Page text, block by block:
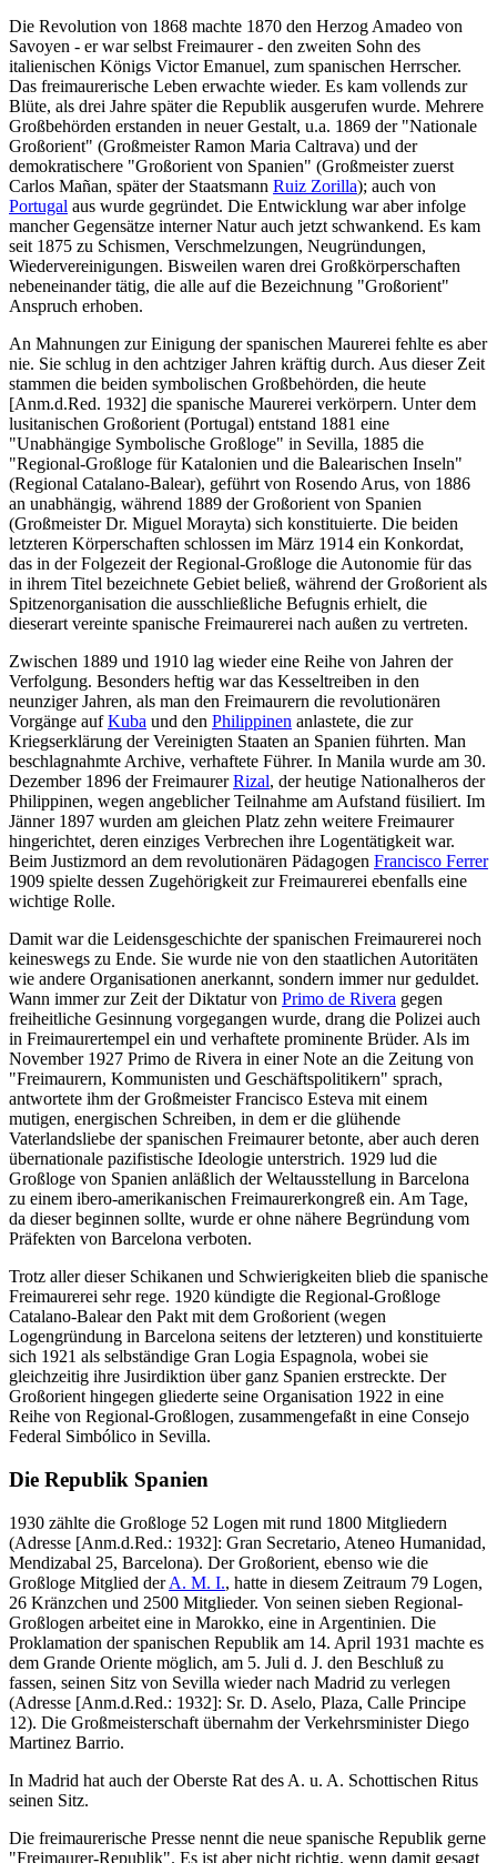
Die Revolution von 1868 machte 1870 den Herzog Amadeo von
Savoyen - er war selbst Freimaurer - den zweiten Sohn des
italienischen Königs Victor Emanuel, zum spanischen Herrscher.
Das freimaurerische Leben erwachte wieder. Es kam vollends zur
Blüte, als drei Jahre später die Republik ausgerufen wurde. Mehrere
Großbehörden erstanden in neuer Gestalt, u.a. 1869 der "Nationale
Großorient" (Großmeister Ramon Maria Caltrava) und der
demokratischere "Großorient von Spanien" (Großmeister zuerst
Carlos Mañan, später der Staatsmann Ruiz Zorilla); auch von
Portugal aus wurde gegründet. Die Entwicklung war aber infolge
mancher Gegensätze interner Natur auch jetzt schwankend. Es kam
seit 1875 zu Schismen, Verschmelzungen, Neugründungen,
Wiedervereinigungen. Bisweilen waren drei Großkörperschaften
nebeneinander tätig, die alle auf die Bezeichnung "Großorient"
Anspruch erhoben.
An Mahnungen zur Einigung der spanischen Maurerei fehlte es aber
nie. Sie schlug in den achtziger Jahren kräftig durch. Aus dieser Zeit
stammen die beiden symbolischen Großbehörden, die heute
[Anm.d.Red. 1932] die spanische Maurerei verkörpern. Unter dem
lusitanischen Großorient (Portugal) entstand 1881 eine
"Unabhängige Symbolische Großloge" in Sevilla, 1885 die
"Regional-Großloge für Katalonien und die Balearischen Inseln"
(Regional Catalano-Balear), geführt von Rosendo Arus, von 1886
an unabhängig, während 1889 der Großorient von Spanien
(Großmeister Dr. Miguel Morayta) sich konstituierte. Die beiden
letzteren Körperschaften schlossen im März 1914 ein Konkordat,
das in der Folgezeit der Regional-Großloge die Autonomie für das
in ihrem Titel bezeichnete Gebiet beließ, während der Großorient als
Spitzenorganisation die ausschließliche Befugnis erhielt, die
dieserart vereinte spanische Freimaurerei nach außen zu vertreten.
Zwischen 1889 und 1910 lag wieder eine Reihe von Jahren der
Verfolgung. Besonders heftig war das Kesseltreiben in den
neunziger Jahren, als man den Freimaurern die revolutionären
Vorgänge aufKuba und den Philippinen anlastete, die zur
Kriegserklärung der Vereinigten Staaten an Spanien führten. Man
beschlagnahmte Archive, verhaftete Führer. In Manila wurde am 30.
Dezember 1896 der FreimaurerRizal, der heutige Nationalheros der
Philippinen, wegen angeblicher Teilnahme am Aufstand füsiliert. Im
Jänner 1897 wurden am gleichen Platz zehn weitere Freimaurer
hingerichtet, deren einziges Verbrechen ihre Logentätigkeit war.
Beim Justizmord an dem revolutionären Pädagogen Francisco Ferrer
1909 spielte dessen Zugehörigkeit zur Freimaurerei ebenfalls eine
wichtige Rolle.
Damit war die Leidensgeschichte der spanischen Freimaurerei noch
keineswegs zu Ende. Sie wurde nie von den staatlichen Autoritäten
wie andere Organisationen anerkannt, sondern immer nur geduldet.
Wann immer zur Zeit der Diktatur von Primo de Rivera gegen
freiheitliche Gesinnung vorgegangen wurde, drang die Polizei auch
in Freimaurertempel ein und verhaftete prominente Brüder. Als im
November 1927 Primo de Rivera in einer Note an die Zeitung von
"Freimaurern, Kommunisten und Geschäftspolitikern" sprach,
antwortete ihm der Großmeister Francisco Esteva mit einem
mutigen, energischen Schreiben, in dem er die glühende
Vaterlandsliebe der spanischen Freimaurer betonte, aber auch deren
übernationale pazifistische Ideologie unterstrich. 1929 lud die
Großloge von Spanien anläßlich der Weltausstellung in Barcelona
zu einem ibero-amerikanischen Freimaurerkongreß ein. Am Tage,
da dieser beginnen sollte, wurde er ohne nähere Begründung vom
Präfekten von Barcelona verboten.
Trotz aller dieser Schikanen und Schwierigkeiten blieb die spanische
Freimaurerei sehr rege. 1920 kündigte die Regional-Großloge
Catalano-Balear den Pakt mit dem Großorient (wegen
Logengründung in Barcelona seitens der letzteren) und konstituierte
sich 1921 als selbständige Gran Logia Espagnola, wobei sie
gleichzeitig ihre Jusirdiktion über ganz Spanien erstreckte. Der
Großorient hingegen gliederte seine Organisation 1922 in eine
Reihe von Regional-Großlogen, zusammengefaßt in eine Consejo
Federal Simbólico in Sevilla.
Die Republik Spanien
1930 zählte die Großloge 52 Logen mit rund 1800 Mitgliedern
(Adresse [Anm.d.Red.: 1932]: Gran Secretario, Ateneo Humanidad,
Mendizabal 25, Barcelona). Der Großorient, ebenso wie die
Großloge Mitglied derA. M. I., hatte in diesem Zeitraum 79 Logen,
26 Kränzchen und 2500 Mitglieder. Von seinen sieben Regional-
Großlogen arbeitet eine in Marokko, eine in Argentinien. Die
Proklamation der spanischen Republik am 14. April 1931 machte es
dem Grande Oriente möglich, am 5. Juli d. J. den Beschluß zu
fassen, seinen Sitz von Sevilla wieder nach Madrid zu verlegen
(Adresse [Anm.d.Red.: 1932]: Sr. D. Aselo, Plaza, Calle Principe
12). Die Großmeisterschaft übernahm der Verkehrsminister Diego
Martinez Barrio.
In Madrid hat auch der Oberste Rat des A. u. A. Schottischen Ritus
seinen Sitz.
Die freimaurerische Presse nennt die neue spanische Republik gerne
"Freimaurer-Republik". Es ist aber nicht richtig, wenn damit gesagt